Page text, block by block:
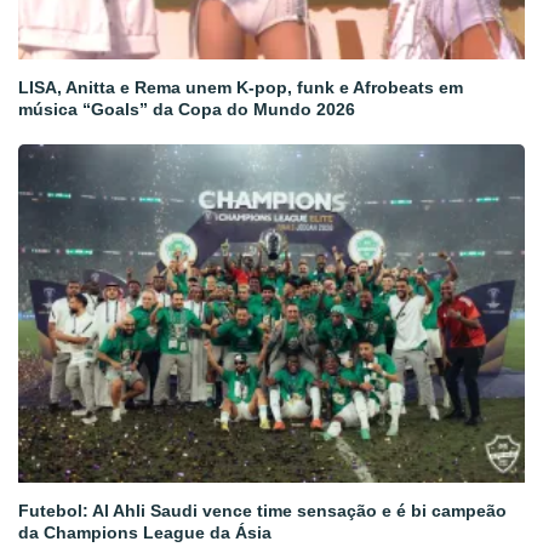
LISA, Anitta e Rema unem K-pop, funk e Afrobeats em
música “Goals” da Copa do Mundo 2026
Futebol: Al Ahli Saudi vence time sensação e é bi campeão
da Champions League da Ásia